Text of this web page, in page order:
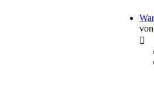
von